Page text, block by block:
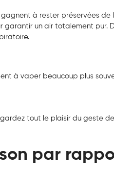
à rester préservées de
un air totalement pur.
à vaper beaucoup plus
tout le plaisir du geste
par